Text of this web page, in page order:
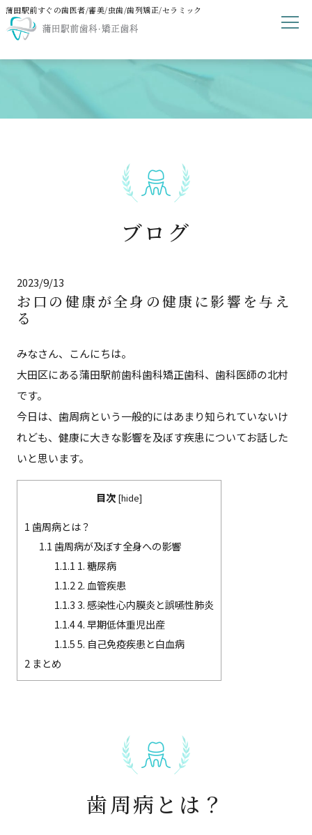
ブログ
2023/9/13
お口の健康が全身の健康に影響を与え
る
みなさん、こんにちは。
大田区にある蒲田駅前歯科歯科矯正歯科、歯科医師の北村
です。
今日は、歯周病という一般的にはあまり知られていないけ
れども、健康に大きな影響を及ぼす疾患についてお話した
いと思います。
目次 [hide]
1歯周病とは？
1.1歯周病が及ぼす全身への影響
1.1.1 1. 糖尿病
1.1.22. 血管疾患
1.1.33. 感染性心内膜炎と誤嚥性肺炎
1.1.44. 早期低体重児出産
1.1.55. 自己免疫疾患と白血病
2 まとめ
歯周病とは？
蒲田駅前すぐの歯医者/審美/虫歯/歯列矯正/セラミック